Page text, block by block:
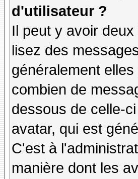
d'utilisateur ?
Il peut y avoir
lisez des
généralement
combien de
dessous de celle-
avatar, qui est
C'est à
manière dont les